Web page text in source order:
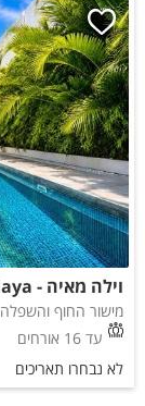
וילה מאיה - Villa Maya בהרצליה
מישור החוף והשפלה
עד 16 אורחים
לא נבחרו תאריכים